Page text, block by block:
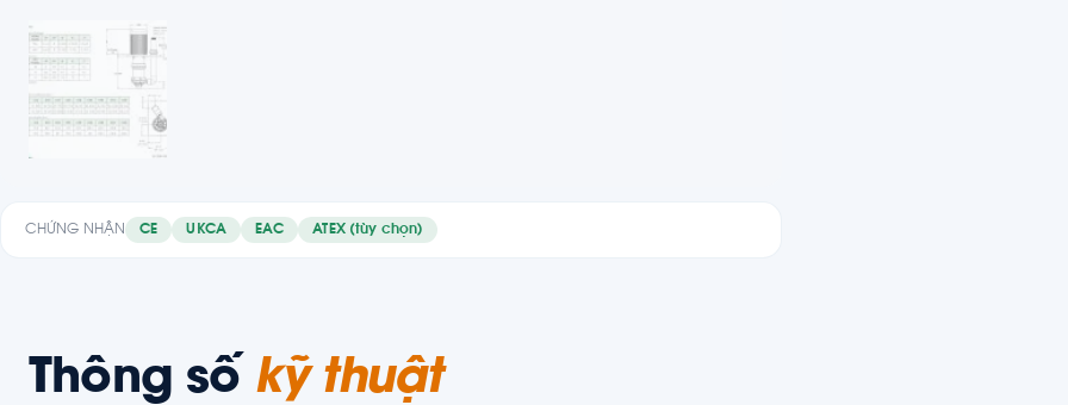
CHỨNG NHẬN CE UKCA EAC ATEX (tùy chọn)
Thông số kỹ thuật